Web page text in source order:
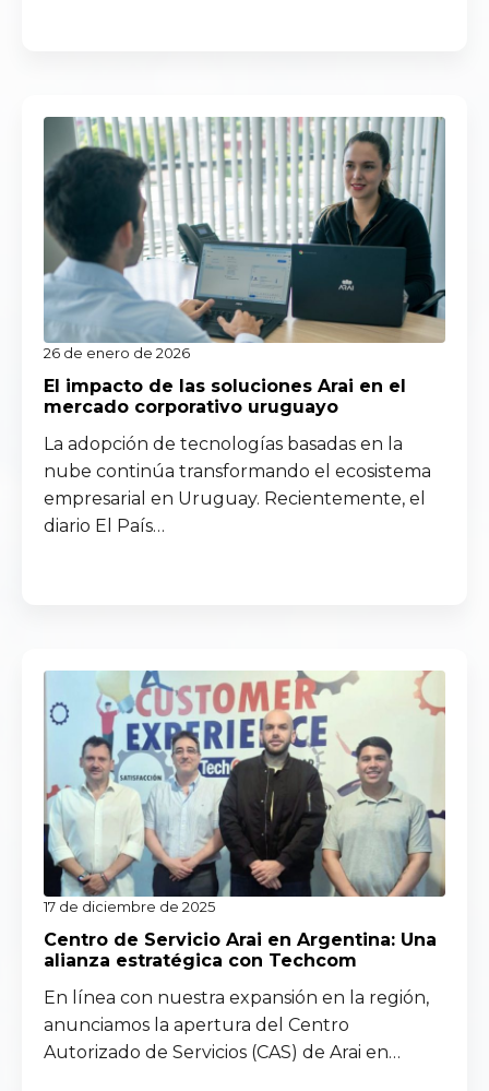
El impacto de las soluciones Arai en el
mercado corporativo uruguayo
26 de enero de 2026
La adopción de tecnologías basadas en la
nube continúa transformando el ecosistema
empresarial en Uruguay. Recientemente, el
diario El País…
Centro de Servicio Arai en Argentina: Una
alianza estratégica con Techcom
17 de diciembre de 2025
En línea con nuestra expansión en la región,
anunciamos la apertura del Centro
Autorizado de Servicios (CAS) de Arai en…